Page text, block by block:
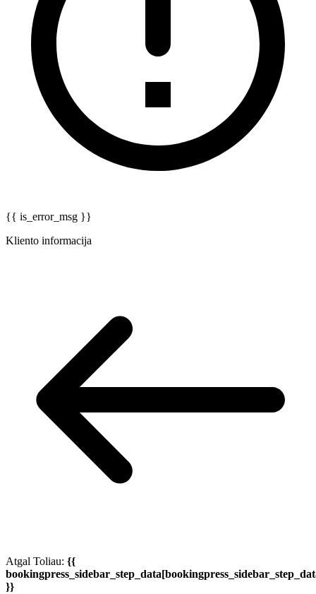
{{ is_error_msg }}
Kliento informacija
Atgal Toliau: {{
}}